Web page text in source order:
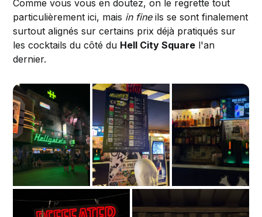
Comme vous vous en doutez, on le regrette tout
particulièrement ici, mais in fineils se sont finalement
surtout alignés sur certains prix déjà pratiqués sur
les cocktails du côté du Hell City Square l'an
dernier.